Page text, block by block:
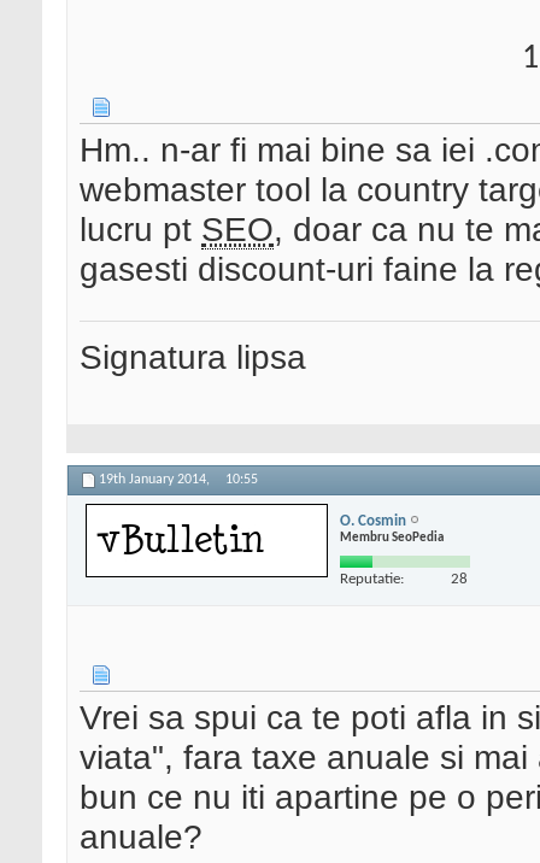
Hm.. n-ar fi mai bine sa iei
webmaster tool la country
lucru pt SEO, doar ca nu te
gasesti discount-uri faine la
Signatura lipsa
19th January 2014, 10:55
O. Cosmin
Membru SeoPedia
Reputatie: 28
Vrei sa spui ca te poti afla in
viata", fara taxe anuale si
bun ce nu iti apartine pe o
anuale?